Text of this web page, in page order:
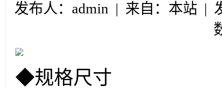
发布人：admin | 来自：本站 |
◆规格尺寸